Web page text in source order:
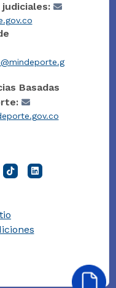
Basadas